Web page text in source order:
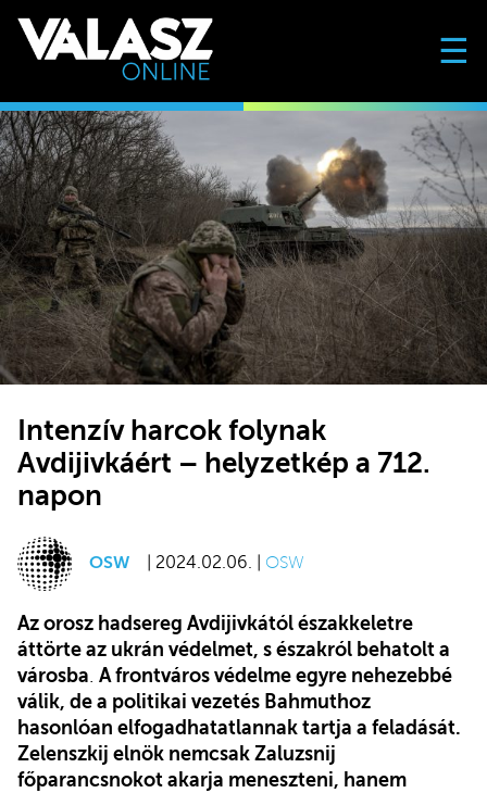
☰
Intenzív harcok folynak
Avdijivkáért – helyzetkép a 712.
napon
OSW | 2024.02.06. | OSW
Az orosz hadsereg Avdijivkától északkeletre
áttörte az ukrán védelmet, s északról behatolt a
városba A frontváros védelme egyre nehezebbé
válik, de a politikai vezetés Bahmuthoz
hasonlóan elfogadhatatlannak tartja a feladását.
Zelenszkij elnök nemcsak Zaluzsnij
főparancsnokot akarja meneszteni, hanem